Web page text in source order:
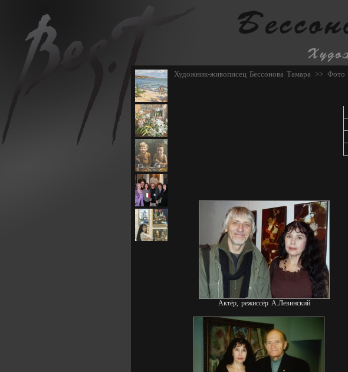
Художник-живописец Бессонова Тамара >> Фото
Актёр, режиссёр А.Левинский